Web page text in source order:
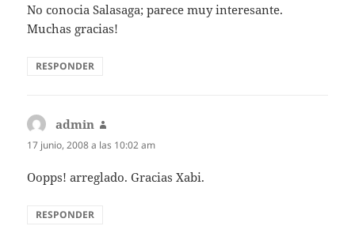
No conocia Salasaga; parece muy interesante.
Muchas gracias!
RESPONDER
admin
17 junio, 2008 a las 10:02 am
Oopps! arreglado. Gracias Xabi.
RESPONDER